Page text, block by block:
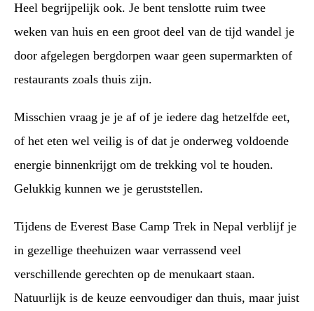
Heel begrijpelijk ook. Je bent tenslotte ruim twee
weken van huis en een groot deel van de tijd wandel je
door afgelegen bergdorpen waar geen supermarkten of
restaurants zoals thuis zijn.
Misschien vraag je je af of je iedere dag hetzelfde eet,
of het eten wel veilig is of dat je onderweg voldoende
energie binnenkrijgt om de trekking vol te houden.
Gelukkig kunnen we je geruststellen.
Tijdens de Everest Base Camp Trek in Nepal verblijf je
in gezellige theehuizen waar verrassend veel
verschillende gerechten op de menukaart staan.
Natuurlijk is de keuze eenvoudiger dan thuis, maar juist